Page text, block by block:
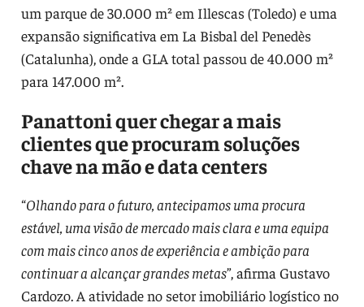
um parque de 30.000 m² em Illescas (Toledo) e uma
expansão significativa em La Bisbal del Penedès
(Catalunha), onde a GLA total passou de 40.000 m²
para 147.000 m².
Panattoni quer chegar a mais
clientes que procuram soluções
chave na mão e data centers
“Olhando para o futuro, antecipamos uma procura
estável, uma visão de mercado mais clara e uma equipa
com mais cinco anos de experiência e ambição para
continuar a alcançar grandes metas”, afirma Gustavo
Cardozo. A atividade no setor imobiliário logístico no